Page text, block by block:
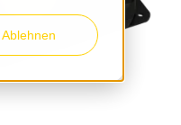
Ablehnen